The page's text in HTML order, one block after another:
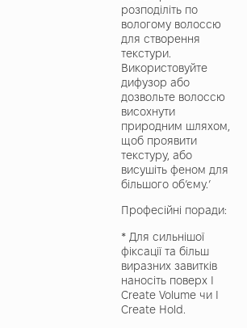
розподіліть по
вологому волоссю
для створення
текстури.
Використовуйте
дифузор або
дозвольте волоссю
висохнути
природним шляхом,
щоб проявити
текстуру, або
висушіть феном для
більшого обʼєму.ʼ
Професійні поради:
* Для сильнішої
фіксації та більш
виразних завитків
наносіть поверх I
Create Volume чи I
Create Hold.